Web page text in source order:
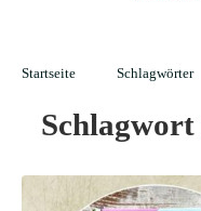
Startseite Schlagwörter
Schlagwort